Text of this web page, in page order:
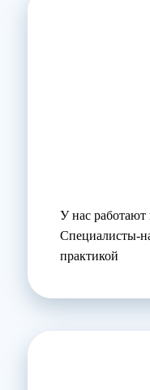
У нас
Специалисты-
практикой